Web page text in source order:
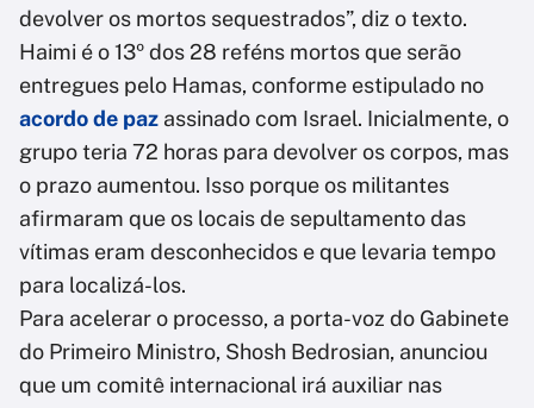
devolver os mortos sequestrados”, diz o texto.
Haimi é o 13º dos 28 reféns mortos que serão
entregues pelo Hamas, conforme estipulado no
acordo de paz assinado com Israel. Inicialmente, o
grupo teria 72 horas para devolver os corpos, mas
o prazo aumentou. Isso porque os militantes
afirmaram que os locais de sepultamento das
vítimas eram desconhecidos e que levaria tempo
para localizá-los.
Para acelerar o processo, a porta-voz do Gabinete
do Primeiro Ministro, Shosh Bedrosian, anunciou
que um comitê internacional irá auxiliar nas